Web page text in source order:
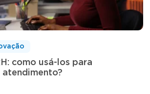
como usá-los para